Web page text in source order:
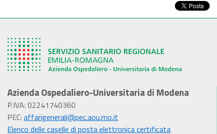
Azienda Ospedaliero-Universitaria di Modena
P.IVA: 02241740360
PEC: affarigenerali@pec.aou.mo.it
Elenco delle caselle di posta elettronica certificata